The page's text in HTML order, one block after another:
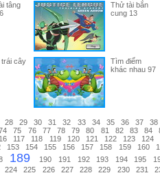
tâng
Thử tài bắn
cung 13
trái cây
Tìm điểm
khác nhau 97
28 29 30 31 32 33 34 35 36 37 38
75 76 77 78 79 80 81 82 83 84
117 118 119 120 121 122 123 124
153 154 155 156 157 158 159 160
189 190 191 192 193 194 195
224 225 226 227 228 229 230 231